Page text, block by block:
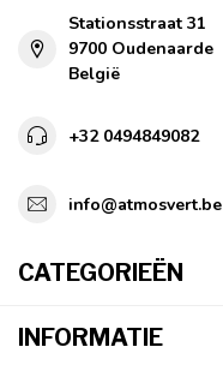
Stationsstraat 31
9700 Oudenaarde
België
+32 0494849082
info@atmosvert.be
CATEGORIEËN
INFORMATIE